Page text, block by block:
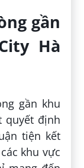
gần
Hà
gần khu
quyết định
tiện kết
khu vực